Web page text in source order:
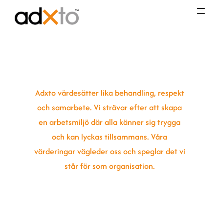
innehåll
Adxto värdesätter lika behandling, respekt
och samarbete. Vi strävar efter att skapa
en arbetsmiljö där alla känner sig trygga
och kan lyckas tillsammans. Våra
värderingar vägleder oss och speglar det vi
står för som organisation.